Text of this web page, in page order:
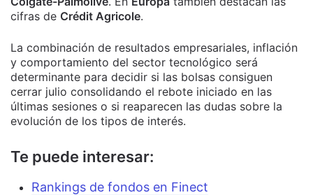
cifras de Crédit Agricole.
La combinación de resultados empresariales, inflación
y comportamiento del sector tecnológico será
determinante para decidir si las bolsas consiguen
cerrar julio consolidando el rebote iniciado en las
últimas sesiones o si reaparecen las dudas sobre la
evolución de los tipos de interés.
Te puede interesar:
Rankings de fondos en Finect